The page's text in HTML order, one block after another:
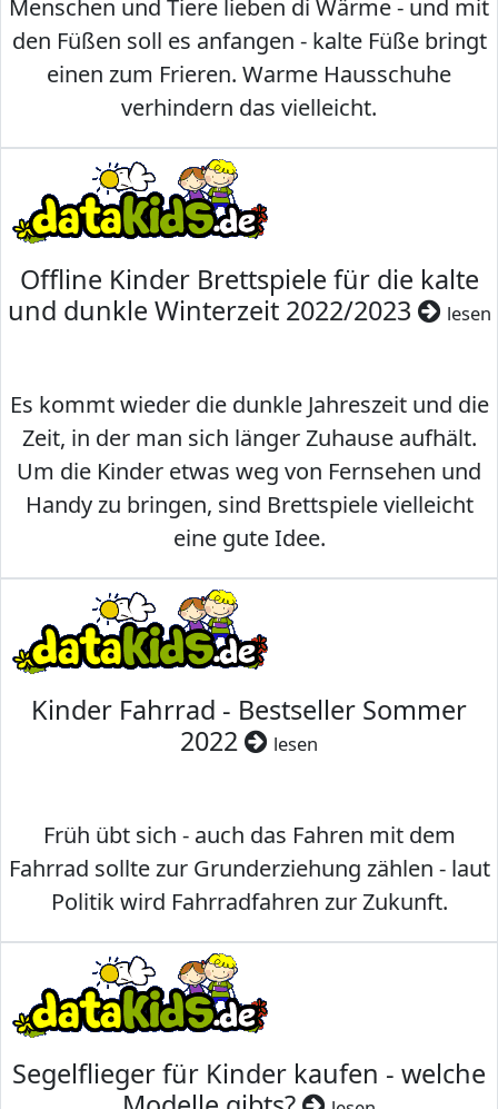
Menschen und Tiere lieben di Wärme - und mit
den Füßen soll es anfangen - kalte Füße bringt
einen zum Frieren. Warme Hausschuhe
verhindern das vielleicht.
Offline Kinder Brettspiele für die kalte
und dunkle Winterzeit 2022/2023
lesen
Es kommt wieder die dunkle Jahreszeit und die
Zeit, in der man sich länger Zuhause aufhält.
Um die Kinder etwas weg von Fernsehen und
Handy zu bringen, sind Brettspiele vielleicht
eine gute Idee.
Kinder Fahrrad - Bestseller Sommer
2022
lesen
Früh übt sich - auch das Fahren mit dem
Fahrrad sollte zur Grunderziehung zählen - laut
Politik wird Fahrradfahren zur Zukunft.
Segelflieger für Kinder kaufen - welche